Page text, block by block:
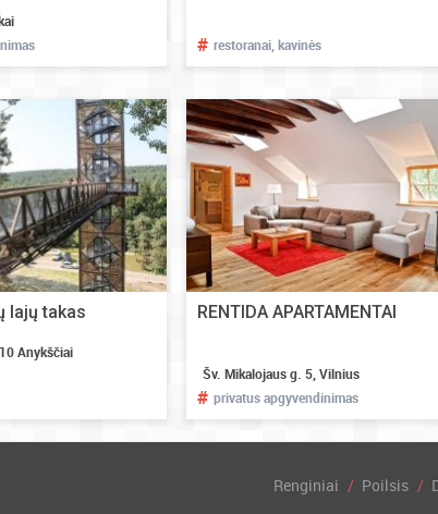
# restoranai, kavinės
lajų takas
Anykščiai
RENTIDA APARTAMENTAI
Šv. Mikalojaus g. 5, Vilnius
# privatus apgyvendinimas
Renginiai Poilsis